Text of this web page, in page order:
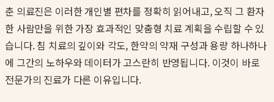
춘 의료진은 이러한 개인별 편차를 정확히 읽어내고, 오직 그 환자
한 사람만을 위한 가장 효과적인 맞춤형 치료 계획을 수립할 수 있
습니다. 침 치료의 깊이와 각도, 한약의 약재 구성과 용량 하나하나
에 그간의 노하우와 데이터가 고스란히 반영됩니다. 이것이 바로
전문가의 진료가 다른 이유입니다.